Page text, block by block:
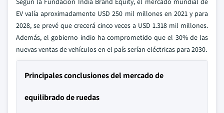
EV valía aproximadamente USD 250 mil millones en 2021 y para
2028, se prevé que crecerá cinco veces a USD 1.318 mil millones.
Además, el gobierno indio ha comprometido que el 30% de las
nuevas ventas de vehículos en el país serían eléctricas para 2030.
Principales conclusiones del mercado de
equilibrado de ruedas